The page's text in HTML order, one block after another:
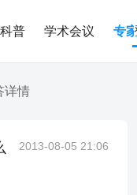
普 学术会议 专
详情
2013-08-05 21:06